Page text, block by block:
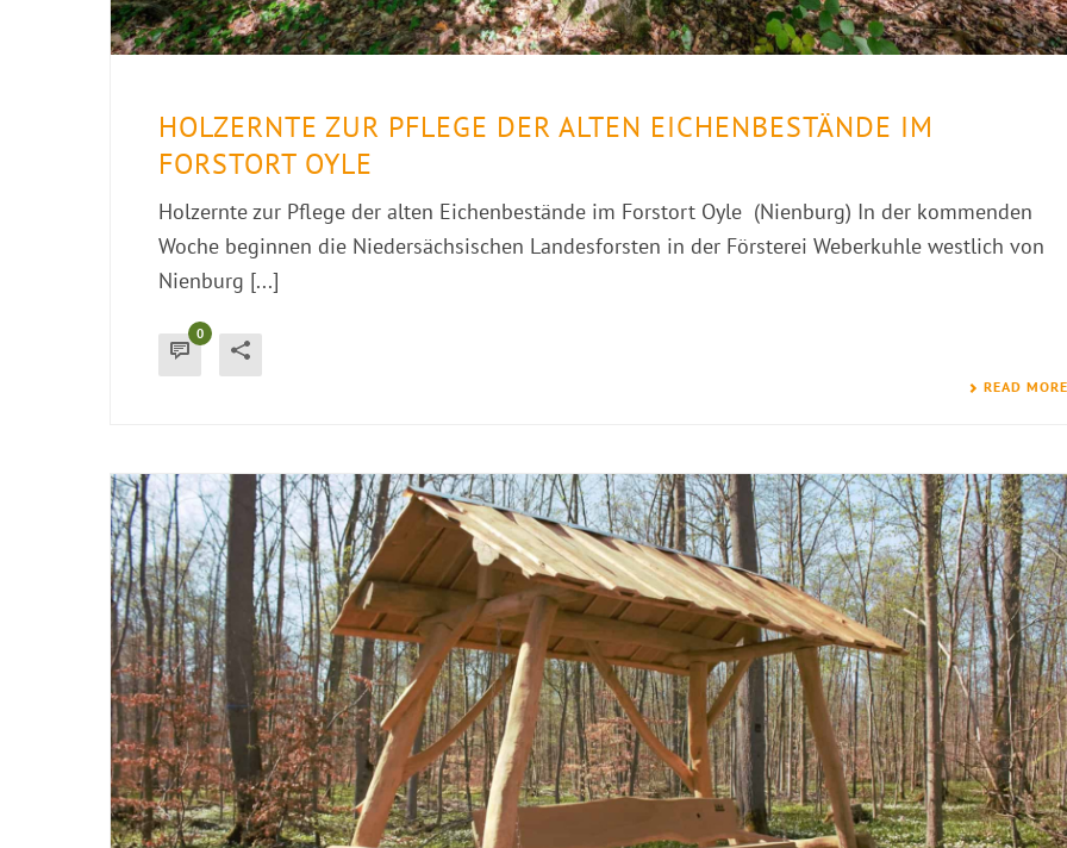
HOLZERNTE ZUR PFLEGE DER ALTEN EICHENBESTÄNDE IM
FORSTORT OYLE
Holzernte zur Pflege der alten Eichenbestände im Forstort Oyle (Nienburg) In der kommenden
Woche beginnen die Niedersächsischen Landesforsten in der Försterei Weberkuhle westlich von
Nienburg [...]
0
READ MORE